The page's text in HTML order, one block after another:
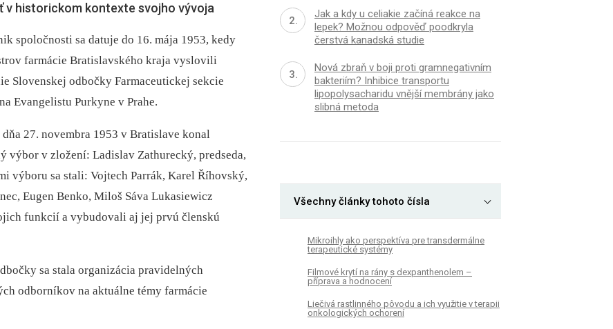
historickom kontexte svojho vývoja
spoločnosti sa datuje do 16. mája 1953, kedy
farmácie Bratislavského kraja vyslovili
Slovenskej odbočky Farmaceutickej sekcie
Evangelistu Purkyne v Prahe.
27. novembra 1953 v Bratislave konal
výbor v zložení: Ladislav Zathurecký, predseda,
výboru sa stali: Vojtech Parrák, Karel Říhovský,
Eugen Benko, Miloš Sáva Lukasiewicz
funkcií a vybudovali aj jej prvú členskú
sa stala organizácia pravidelných
odborníkov na aktuálne témy farmácie
Jak a kdy u celiakie začíná reakce na
lepek? Možnou odpověď poodkryla
čerstvá kanadská studie
Nová zbraň v boji proti gramnegativním
bakteriím? Inhibice transportu
lipopolysacharidu vnější membrány jako
slibná metoda
Všechny články tohoto čísla
Mikroihly ako perspektíva pre transdermálne
terapeutické systémy
Filmové krytí na rány s dexpanthenolem –
příprava a hodnocení
Liečivá rastlinného pôvodu a ich využitie v terapii
onkologických ochorení